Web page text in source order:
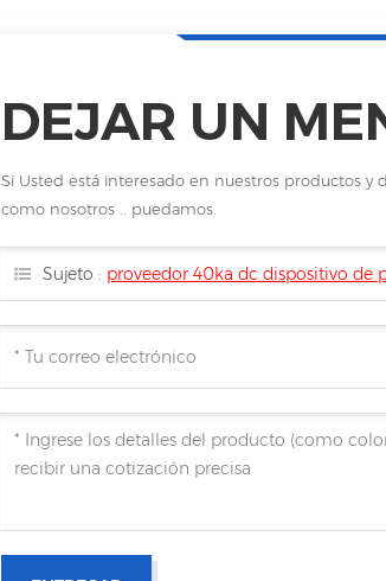
DEJAR UN
Si Usted está interesado en nuestros productos
como nosotros .. puedamos.
Sujeto : proveedor 40ka dc dispositivo de